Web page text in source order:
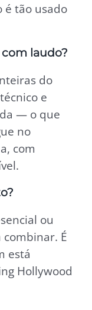
é tão usado
laudo?
do
e
— o que
no
com
ou
combinar. É
está
Hollywood